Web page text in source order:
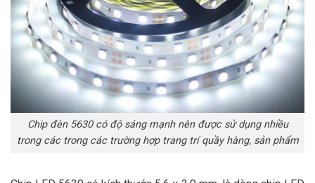
Chip đèn 5630 có độ sáng mạnh nên được sử dụng nhiều
trong các trong các trường hợp trang trí quầy hàng, sản phẩm